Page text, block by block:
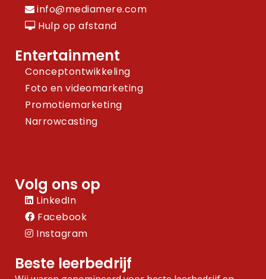
info@mediamere.com
Hulp op afstand
Entertainment
Conceptontwikkeling
Foto en videomarketing
Promotiemarketing
Narrowcasting
Volg ons op
LinkedIn
Facebook
Instagram
Beste leerbedrijf